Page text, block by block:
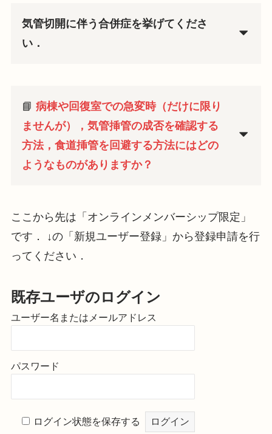
気管切開に伴う合併症を挙げてくださ
い．
📘 病棟や回復室での急変時（だけに限り
ませんが），気管挿管の成否を確認する
方法，食道挿管を回避する方法にはどの
ようなものがありますか？
ここから先は「オンラインメンバーシップ限定」
です． ↓の「新規ユーザー登録」から登録申請を行
ってください．
既存ユーザのログイン
ユーザー名またはメールアドレス
パスワード
ログイン状態を保存する